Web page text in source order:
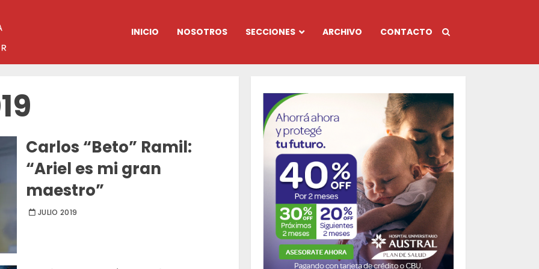
INICIO NOSOTROS SECCIONES ARCHIVO CONTACTO
Carlos “Beto” Ramil:
“Ariel es mi gran
maestro”
JULIO 2019